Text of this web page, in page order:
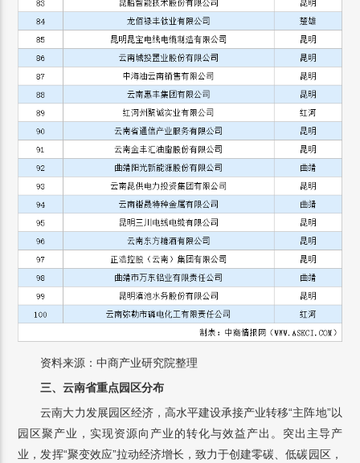
资料来源：中商产业研究院整理
三、云南省重点园区分布
云南大力发展园区经济，高水平建设承接产业转移“主阵地”以
园区聚产业，实现资源向产业的转化与效益产出。突出主导产
业，发挥“聚变效应”拉动经济增长，致力于创建零碳、低碳园区，